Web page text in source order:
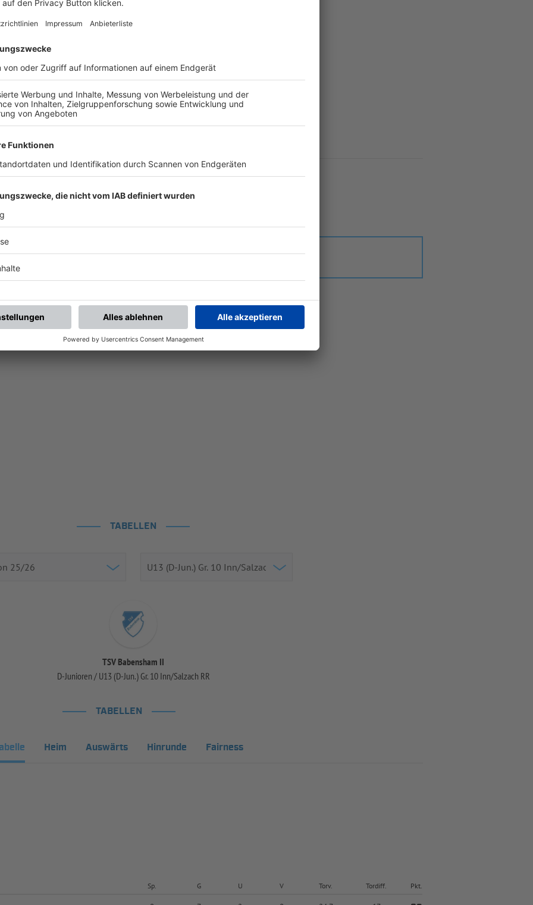
UNSERE NEUIGKEITEN FÜR DICH
ALLE NEWS
Spiele
TABELLEN
TSV Babensham II
D-Junioren / U13 (D-Jun.) Gr. 10 Inn/Salzach RR
TABELLEN
Heim Auswärts Hinrunde Fairness
Sp. G U V Torv. Tordiff. Pkt.